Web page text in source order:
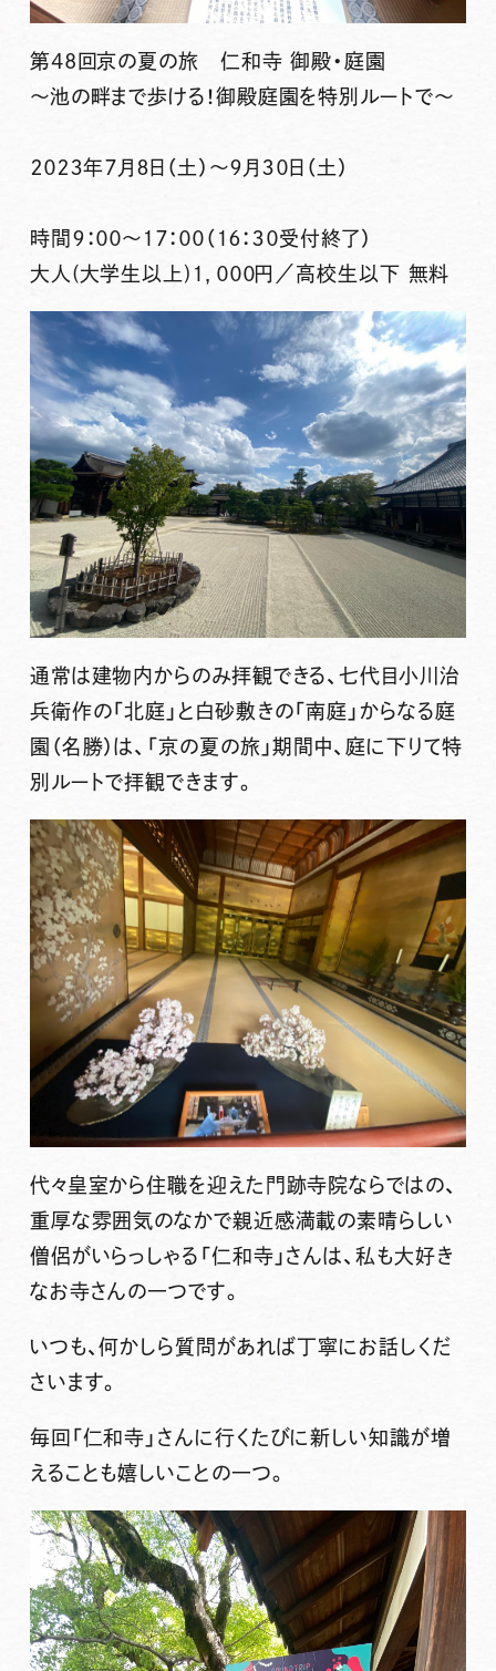
第48回京の夏の旅 仁和寺 御殿・庭園
～池の畔まで歩ける！御殿庭園を特別ルートで〜
２０２３年７月８日（土）～９月３０日（土）
時間９：００～１７：００（１６：３０受付終了）
大人(大学生以上)１，０００円／高校生以下 無料
通常は建物内からのみ拝観できる、七代目小川治
兵衛作の「北庭」と白砂敷きの「南庭」からなる庭
園（名勝）は、「京の夏の旅」期間中、庭に下りて特
別ルートで拝観できます。
代々皇室から住職を迎えた門跡寺院ならではの、
重厚な雰囲気のなかで親近感満載の素晴らしい
僧侶がいらっしゃる「仁和寺」さんは、私も大好き
なお寺さんの一つです。
いつも、何かしら質問があれば丁寧にお話しくだ
さいます。
毎回「仁和寺」さんに行くたびに新しい知識が増
えることも嬉しいことの一つ。